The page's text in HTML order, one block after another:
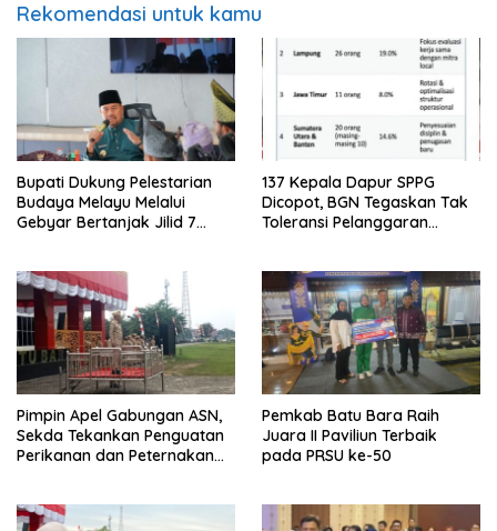
Rekomendasi untuk kamu
Bupati Dukung Pelestarian
Budaya Melayu Melalui
Gebyar Bertanjak Jilid 7
137 Kepala Dapur SPPG
Dicopot, BGN Tegaskan Tak
Toleransi Pelanggaran
Pimpin Apel Gabungan ASN,
Sekda Tekankan Penguatan
Perikanan dan Peternakan
Pemkab Batu Bara Raih
Juara II Paviliun Terbaik
pada PRSU ke-50